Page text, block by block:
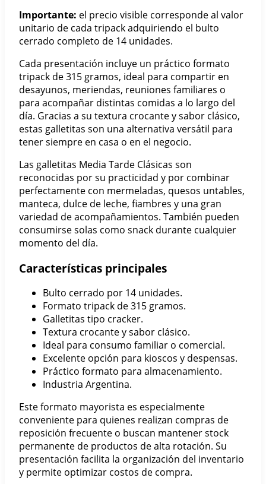
Importante: el precio visible corresponde al valor
unitario de cada tripack adquiriendo el bulto
cerrado completo de 14 unidades.
Cada presentación incluye un práctico formato
tripack de 315 gramos, ideal para compartir en
desayunos, meriendas, reuniones familiares o
para acompañar distintas comidas a lo largo del
día. Gracias a su textura crocante y sabor clásico,
estas galletitas son una alternativa versátil para
tener siempre en casa o en el negocio.
Las galletitas Media Tarde Clásicas son
reconocidas por su practicidad y por combinar
perfectamente con mermeladas, quesos untables,
manteca, dulce de leche, fiambres y una gran
variedad de acompañamientos. También pueden
consumirse solas como snack durante cualquier
momento del día.
Características principales
Bulto cerrado por 14 unidades.
Formato tripack de 315 gramos.
Galletitas tipo cracker.
Textura crocante y sabor clásico.
Ideal para consumo familiar o comercial.
Excelente opción para kioscos y despensas.
Práctico formato para almacenamiento.
Industria Argentina.
Este formato mayorista es especialmente
conveniente para quienes realizan compras de
reposición frecuente o buscan mantener stock
permanente de productos de alta rotación. Su
presentación facilita la organización del inventario
y permite optimizar costos de compra.